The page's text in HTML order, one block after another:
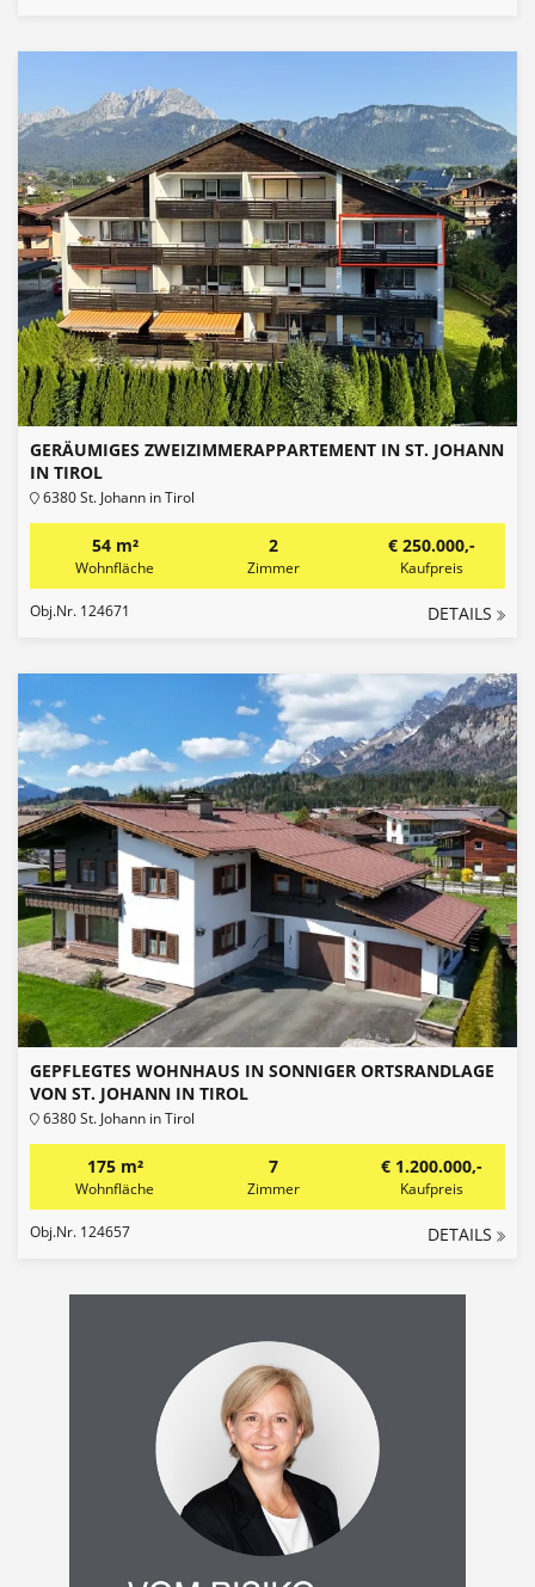
GERÄUMIGES ZWEIZIMMERAPPARTEMENT IN ST. JOHANN
IN TIROL
6380 St. Johann in Tirol
54 m²
Wohnfläche
2
Zimmer
€ 250.000,-
Kaufpreis
Obj.Nr. 124671 DETAILS
GEPFLEGTES WOHNHAUS IN SONNIGER ORTSRANDLAGE
VON ST. JOHANN IN TIROL
6380 St. Johann in Tirol
175 m²
Wohnfläche
7
Zimmer
€ 1.200.000,-
Kaufpreis
Obj.Nr. 124657 DETAILS